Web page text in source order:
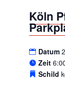
Köln
Datum
Zeit
Schild